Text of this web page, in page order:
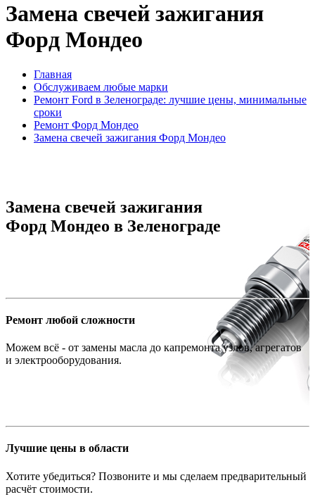
Замена свечей зажигания
Форд Мондео
Главная
Обслуживаем любые марки
Ремонт Ford в Зеленограде: лучшие цены, минимальные
сроки
Ремонт Форд Мондео
Замена свечей зажигания Форд Мондео
Замена свечей зажигания
Форд Мондео в Зеленограде
Ремонт любой сложности
Можем всё - от замены масла до капремонта узлов, агрегатов
и электрооборудования.
Лучшие цены в области
Хотите убедиться? Позвоните и мы сделаем предварительный
расчёт стоимости.